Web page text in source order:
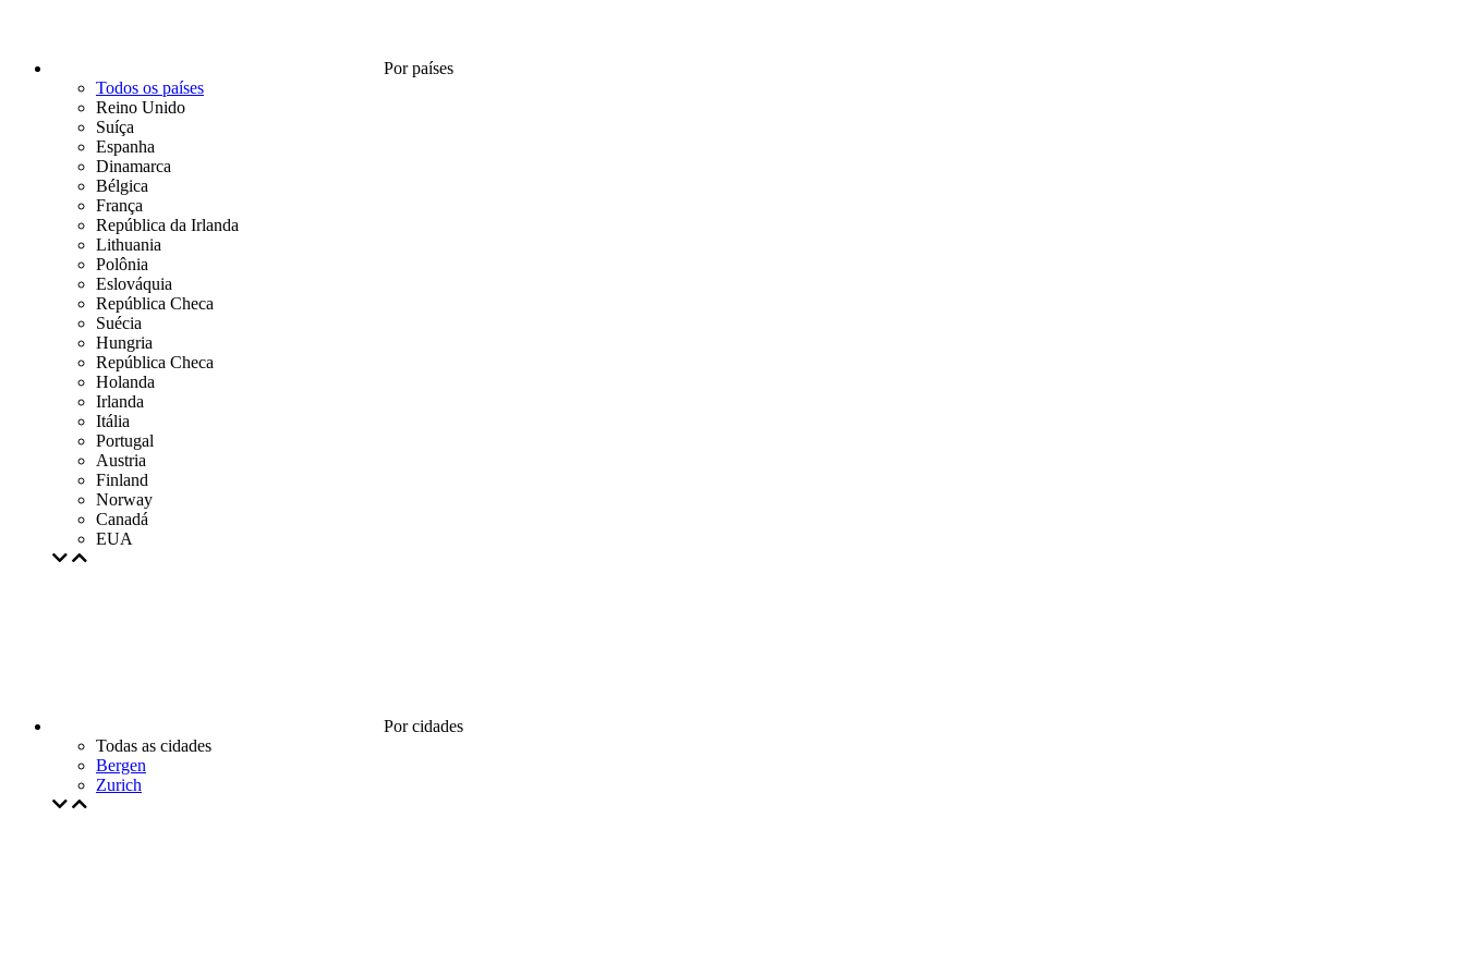
Por países
Todos os países
Reino Unido
Suíça
Espanha
Dinamarca
Bélgica
França
República da Irlanda
Lithuania
Polônia
Eslováquia
República Checa
Suécia
Hungria
República Checa
Holanda
Irlanda
Itália
Portugal
Austria
Finland
Norway
Canadá
EUA
Por cidades
Todas as cidades
Bergen
Zurich